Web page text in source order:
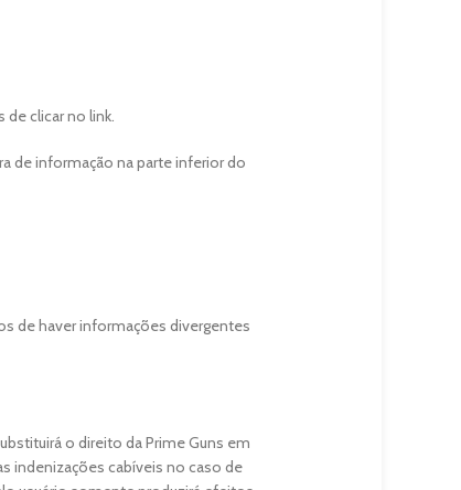
clicar no link.
de informação na parte inferior do
de haver informações divergentes
o direito da Prime Guns em
indenizações cabíveis no caso de